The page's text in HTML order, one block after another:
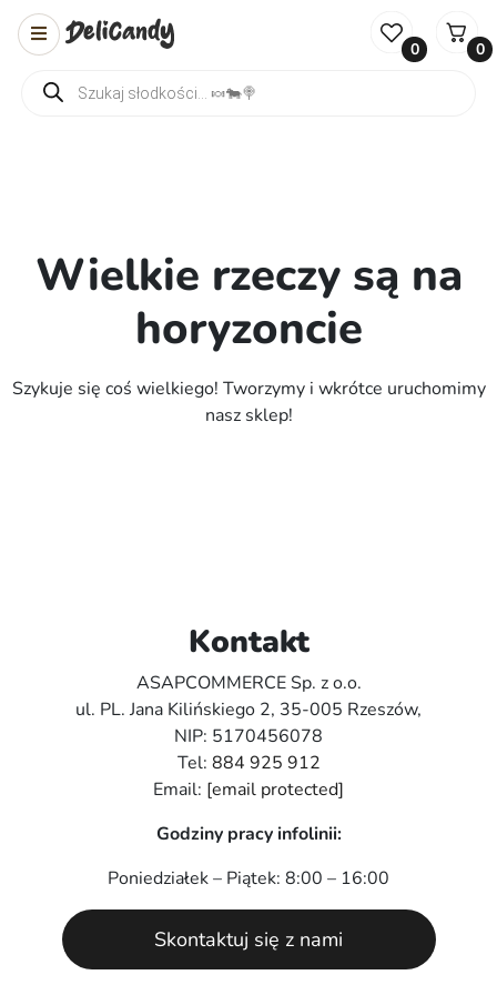
Wyszukiwarka produktów
0 0
Wielkie rzeczy są na
horyzoncie
Szykuje się coś wielkiego! Tworzymy i wkrótce uruchomimy
nasz sklep!
Kontakt
ASAPCOMMERCE Sp. z o.o.
ul. PL. Jana Kilińskiego 2, 35-005 Rzeszów,
NIP: 5170456078
Tel: 884 925 912
Email: [email protected]
Godziny pracy infolinii:
Poniedziałek – Piątek: 8:00 – 16:00
Skontaktuj się z nami